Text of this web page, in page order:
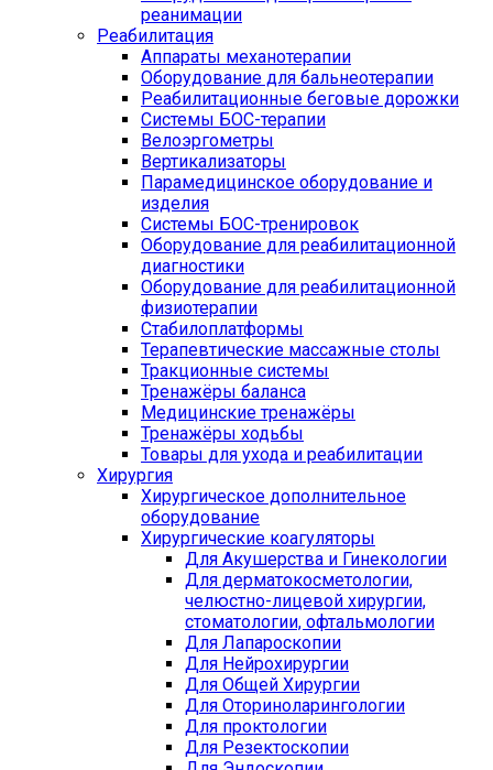
реанимации
Реабилитация
Аппараты механотерапии
Оборудование для бальнеотерапии
Реабилитационные беговые дорожки
Системы БОС-терапии
Велоэргометры
Вертикализаторы
Парамедицинское оборудование и
изделия
Системы БОС-тренировок
Оборудование для реабилитационной
диагностики
Оборудование для реабилитационной
физиотерапии
Стабилоплатформы
Терапевтические массажные столы
Тракционные системы
Тренажёры баланса
Медицинские тренажёры
Тренажёры ходьбы
Товары для ухода и реабилитации
Хирургия
Хирургическое дополнительное
оборудование
Хирургические коагуляторы
Для Акушерства и Гинекологии
Для дерматокосметологии,
челюстно-лицевой хирургии,
стоматологии, офтальмологии
Для Лапароскопии
Для Нейрохирургии
Для Общей Хирургии
Для Оториноларингологии
Для проктологии
Для Резектоскопии